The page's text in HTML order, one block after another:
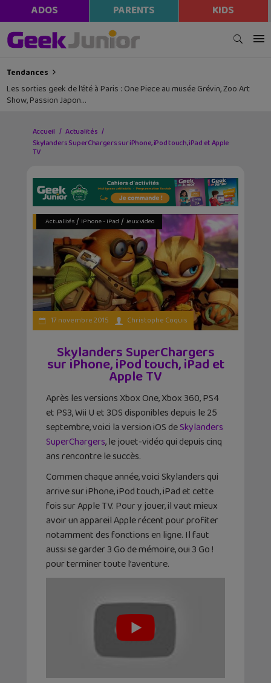
ADOS PARENTS KIDS
Tendances
Les sorties geek de l’été à Paris : One Piece au musée Grévin, Zoo Art
Show, Passion Japon…
Accueil
Actualités
Skylanders SuperChargers sur iPhone, iPod touch, iPad et Apple
TV
Actualités/ iPhone - iPad / Jeux video
17 novembre 2015 Christophe Coquis
Skylanders SuperChargers
sur iPhone, iPod touch, iPad et
Apple TV
Après les versions Xbox One, Xbox 360, PS4
et PS3, Wii U et 3DS disponibles depuis le 25
septembre, voici la version iOS deSkylanders
SuperChargers, le jouet-vidéo qui depuis cinq
ans rencontre le succès.
Commen chaque année, voici Skylanders qui
arrive sur iPhone, iPod touch, iPad et cette
fois sur Apple TV. Pour y jouer, il vaut mieux
avoir un appareil Apple récent pour profiter
notamment des fonctions en ligne. Il faut
aussi se garder 3 Go de mémoire, oui 3 Go !
pour terminer toute l’aventure.